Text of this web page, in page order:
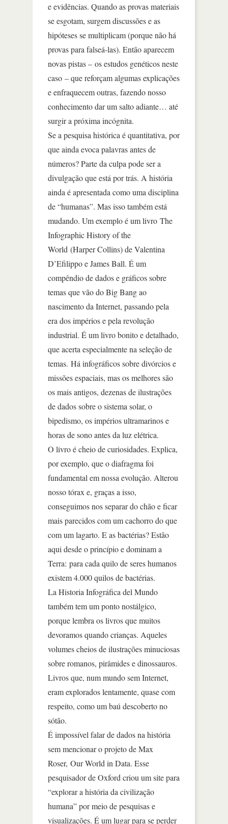
e evidências. Quando as provas materiais
se esgotam, surgem discussões e as
hipóteses se multiplicam (porque não há
provas para falseá-las). Então aparecem
novas pistas – os estudos genéticos neste
caso – que reforçam algumas explicações
e enfraquecem outras, fazendo nosso
conhecimento dar um salto adiante… até
surgir a próxima incógnita.
Se a pesquisa histórica é quantitativa, por
que ainda evoca palavras antes de
números? Parte da culpa pode ser a
divulgação que está por trás. A história
ainda é apresentada como uma disciplina
de “humanas”. Mas isso também está
mudando. Um exemplo é um livro The
Infographic History of the
World (Harper Collins) de Valentina
D’Efilippo e James Ball. É um
compêndio de dados e gráficos sobre
temas que vão do Big Bang ao
nascimento da Internet, passando pela
era dos impérios e pela revolução
industrial. É um livro bonito e detalhado,
que acerta especialmente na seleção de
temas. Há infográficos sobre divórcios e
missões espaciais, mas os melhores são
os mais antigos, dezenas de ilustrações
de dados sobre o sistema solar, o
bipedismo, os impérios ultramarinos e
horas de sono antes da luz elétrica.
O livro é cheio de curiosidades. Explica,
por exemplo, que o diafragma foi
fundamental em nossa evolução. Alterou
nosso tórax e, graças a isso,
conseguimos nos separar do chão e ficar
mais parecidos com um cachorro do que
com um lagarto. E as bactérias? Estão
aqui desde o princípio e dominam a
Terra: para cada quilo de seres humanos
existem 4.000 quilos de bactérias.
La Historia Infográfica del Mundo
também tem um ponto nostálgico,
porque lembra os livros que muitos
devoramos quando crianças. Aqueles
volumes cheios de ilustrações minuciosas
sobre romanos, pirâmides e dinossauros.
Livros que, num mundo sem Internet,
eram explorados lentamente, quase com
respeito, como um baú descoberto no
sótão.
É impossível falar de dados na história
sem mencionar o projeto de Max
Roser, Our World in Data. Esse
pesquisador de Oxford criou um site para
“explorar a história da civilização
humana” por meio de pesquisas e
visualizações. É um lugar para se perder